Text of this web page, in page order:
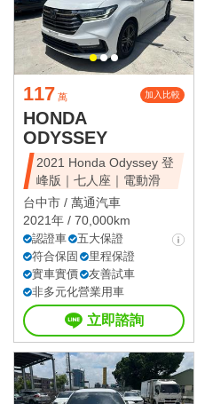
117 萬 加入比較
HONDA
ODYSSEY
2021 Honda Odyssey 登
峰版｜七人座｜電動滑
台中市 / 萬通汽車
2021年 / 70,000km
認證車
五大保證
符合保固
里程保證
實車實價
友善試車
非多元化營業用車
立即諮詢